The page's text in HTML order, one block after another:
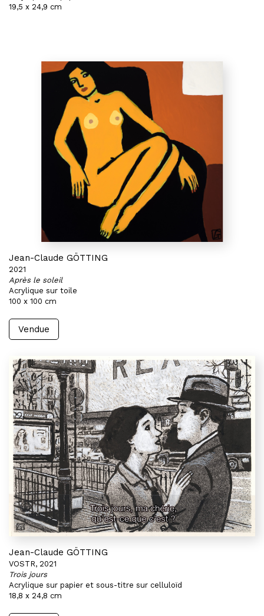
19,5 x 24,9 cm
Jean-Claude GÖTTING
2021
Après le soleil
Acrylique sur toile
100 x 100 cm
Vendue
Jean-Claude GÖTTING
VOSTR, 2021
Trois jours
Acrylique sur papier et sous-titre sur celluloïd
18,8 x 24,8 cm